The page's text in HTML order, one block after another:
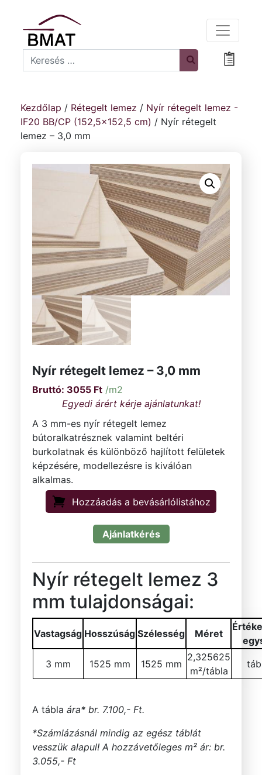
Search
Kezdőlap / Rétegelt lemez / Nyír rétegelt lemez -
IF20 BB/CP (152,5x152,5 cm) / Nyír rétegelt
lemez – 3,0 mm
Nyír rétegelt lemez – 3,0 mm
3055 Ft /m2
A 3 mm-es nyír rétegelt lemez
bútoralkatrésznek valamint beltéri
burkolatnak és különböző hajlított felületek
képzésére, modellezésre is kiválóan
alkalmas.
Hozzáadás a bevásárlólistához
Ajánlatkérés
Nyír rétegelt lemez 3
mm tulajdonságai:
Vastagság Hosszúság Szélesség Méret
3 mm
1525 mm 1525 mm
2,325625
m²/tábla
A tábla ára* br. 7.100,- Ft.
*Számlázásnál mindig az egész táblát
vesszük alapul! A hozzávetőleges m² ár: br.
3.055,- Ft